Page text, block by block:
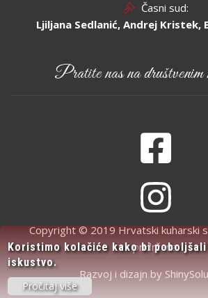
Časni sud:
Ljiljana Sedlanić, Andrej Kristek,
Pratite nas na društvenim
Copyright © 2019 Hrvatski kuharski
pridržana.
Razvoj i dizajn by
Koristimo kolačiće kako bi
iskustvo.
Pročitaj više